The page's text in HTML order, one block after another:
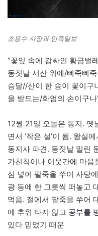
조용수 사장과 민족일보
“꽃잎 속에 감싸인 황금벌
동짓날 서산 위에/삐죽삐
승달//산이 한 송이 꽃이구
을 받드는/화엄의 손이구나
12월 21일 오늘은 동지. 옛
면서 ‘작은 설’이 됨. 왕실
동지사 파견. 동짓날 밀린
가친척이나 이웃간에 마
심 넣어 팥죽을 쑤어 사당
광 등에 한 그릇씩 떠놓고
먹음. 절에서 팥죽을 쑤어
에 추위 타지 않고 공부를
있다 믿었기 때문